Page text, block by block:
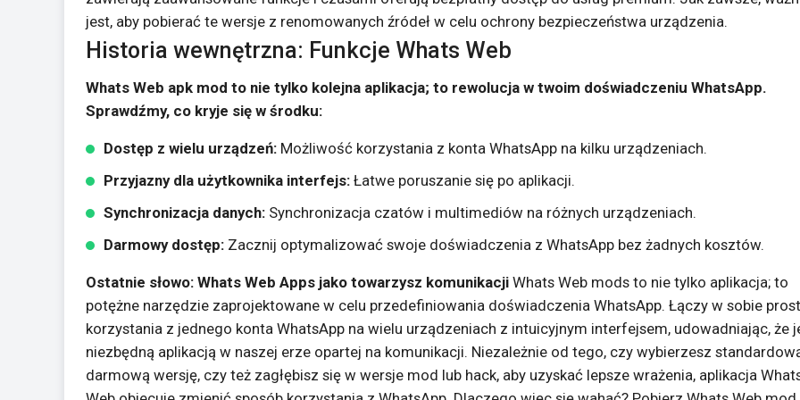
jest, aby pobierać te wersje z renomowanych źródeł w celu ochrony bezpieczeństwa urządzenia.
Historia wewnętrzna: Funkcje Whats Web
Whats Web apk mod to nie tylko kolejna aplikacja; to rewolucja w twoim doświadczeniu WhatsApp.
Sprawdźmy, co kryje się w środku:
Dostęp z wielu urządzeń: Możliwość korzystania z konta WhatsApp na kilku urządzeniach.
Przyjazny dla użytkownika interfejs: Łatwe poruszanie się po aplikacji.
Synchronizacja danych: Synchronizacja czatów i multimediów na różnych urządzeniach.
Darmowy dostęp: Zacznij optymalizować swoje doświadczenia z WhatsApp bez żadnych kosztów.
Ostatnie słowo: Whats Web Apps jako towarzysz komunikacji Whats Web mods to nie tylko aplikacja; to
potężne narzędzie zaprojektowane w celu przedefiniowania doświadczenia WhatsApp. Łączy w sobie
korzystania z jednego konta WhatsApp na wielu urządzeniach z intuicyjnym interfejsem, udowadniając, że
niezbędną aplikacją w naszej erze opartej na komunikacji. Niezależnie od tego, czy wybierzesz
darmową wersję, czy też zagłębisz się w wersje mod lub hack, aby uzyskać lepsze wrażenia, aplikacja